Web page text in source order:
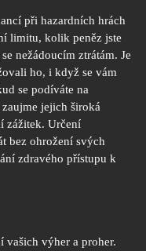
při hazardních hrách
limitu, kolik peněz jste
nežádoucím ztrátám. Je
ho, i když se vám
se podíváte na
zaujme jejich široká
zážitek. Určení
bez ohrožení svých
zdravého přístupu k
vašich výher a proher.